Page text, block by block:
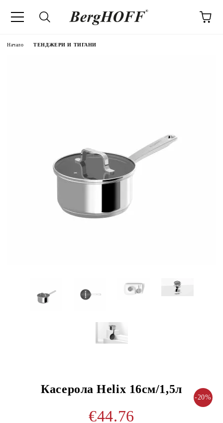
Начало ТЕНДЖЕРИ И ТИГАНИ
Касерола Helix 16см/1,5л
-20%
€44.76